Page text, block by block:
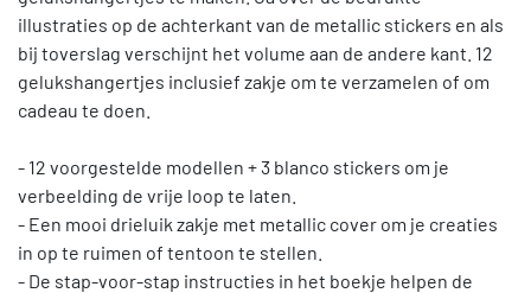
illustraties op de achterkant van de metallic stickers en als
bij toverslag verschijnt het volume aan de andere kant. 12
gelukshangertjes inclusief zakje om te verzamelen of om
cadeau te doen.
- 12 voorgestelde modellen + 3 blanco stickers om je
verbeelding de vrije loop te laten.
- Een mooi drieluik zakje met metallic cover om je creaties
in op te ruimen of tentoon te stellen.
- De stap-voor-stap instructies in het boekje helpen de